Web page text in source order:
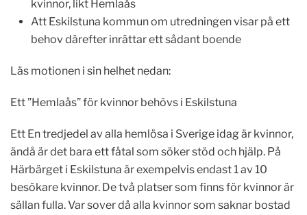
kvinnor, likt Hemlaås
Att Eskilstuna kommun om utredningen visar på ett
behov därefter inrättar ett sådant boende
Läs motionen i sin helhet nedan:
Ett ”Hemlaås” för kvinnor behövs i Eskilstuna
Ett En tredjedel av alla hemlösa i Sverige idag är kvinnor,
ändå är det bara ett fåtal som söker stöd och hjälp. På
Härbärget i Eskilstuna är exempelvis endast 1 av 10
besökare kvinnor. De två platser som finns för kvinnor är
sällan fulla. Var sover då alla kvinnor som saknar bostad